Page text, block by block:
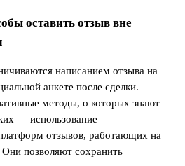
оставить отзыв вне
написанием отзыва на
анкете после сделки.
методы, о которых знают
— использование
отзывов, работающих на
позволяют сохранить